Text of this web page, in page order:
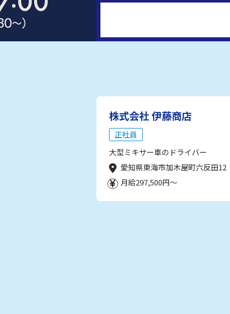
株式会社 伊藤商店
正社員
大型ミキサー車のドライバー
愛知県東海市加木屋町六反田12
月給297,500円～